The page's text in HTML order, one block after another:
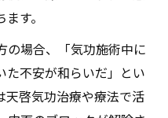
す。
の場合、「気功施術中に
た不安が和らいだ」とい
天啓気功治療や療法で活